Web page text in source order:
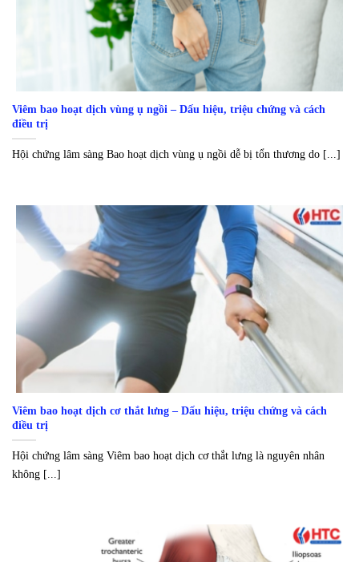
Viêm bao hoạt dịch vùng ụ ngồi – Dấu hiệu, triệu chứng và cách
điều trị
Hội chứng lâm sàng Bao hoạt dịch vùng ụ ngồi dễ bị tổn thương do [...]
Viêm bao hoạt dịch cơ thắt lưng – Dấu hiệu, triệu chứng và cách
điều trị
Hội chứng lâm sàng Viêm bao hoạt dịch cơ thắt lưng là nguyên nhân
không [...]